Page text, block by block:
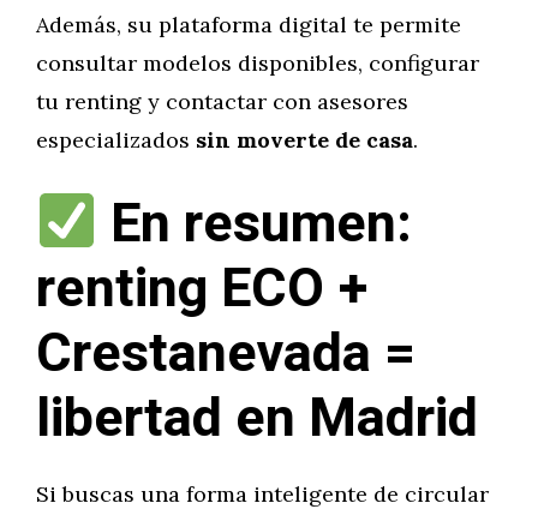
Además, su plataforma digital te permite
consultar modelos disponibles, configurar
tu renting y contactar con asesores
especializados sin moverte de casa.
En resumen:
renting ECO +
Crestanevada =
libertad en Madrid
Si buscas una forma inteligente de circular